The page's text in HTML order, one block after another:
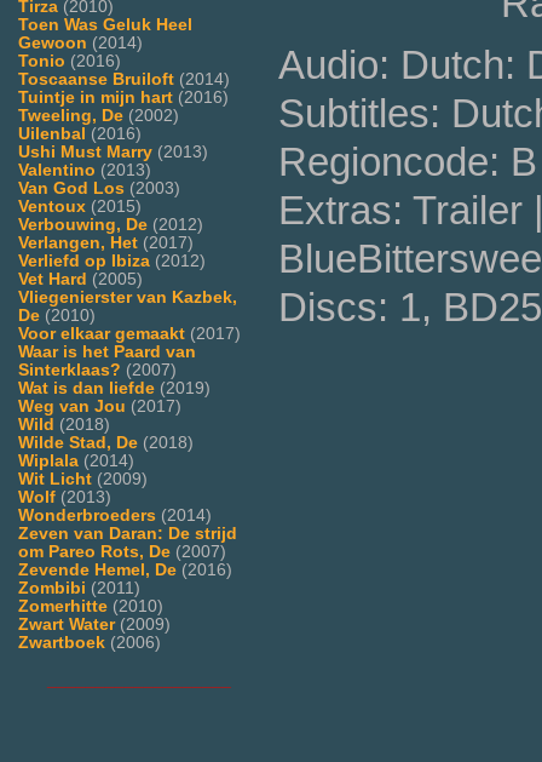
Tirza (2010)
Toen Was Geluk Heel
Gewoon (2014)
Tonio (2016)
Toscaanse Bruiloft (2014)
Tuintje in mijn hart (2016)
Tweeling, De (2002)
Uilenbal (2016)
Ushi Must Marry (2013)
Valentino (2013)
Van God Los (2003)
Ventoux (2015)
Verbouwing, De (2012)
Verlangen, Het (2017)
Verliefd op Ibiza (2012)
Vet Hard (2005)
Vliegenierster van Kazbek,
De (2010)
Voor elkaar gemaakt (2017)
Waar is het Paard van
Sinterklaas? (2007)
Wat is dan liefde (2019)
Weg van Jou (2017)
Wild (2018)
Wilde Stad, De (2018)
Wiplala (2014)
Wit Licht (2009)
Wolf (2013)
Wonderbroeders (2014)
Zeven van Daran: De strijd
om Pareo Rots, De (2007)
Zevende Hemel, De (2016)
Zombibi (2011)
Zomerhitte (2010)
Zwart Water(2009)
Zwartboek (2006)
Audio: Dutch:
Subtitles:
Regioncode: B
Extras: Trailer
Discs: 1, BD25